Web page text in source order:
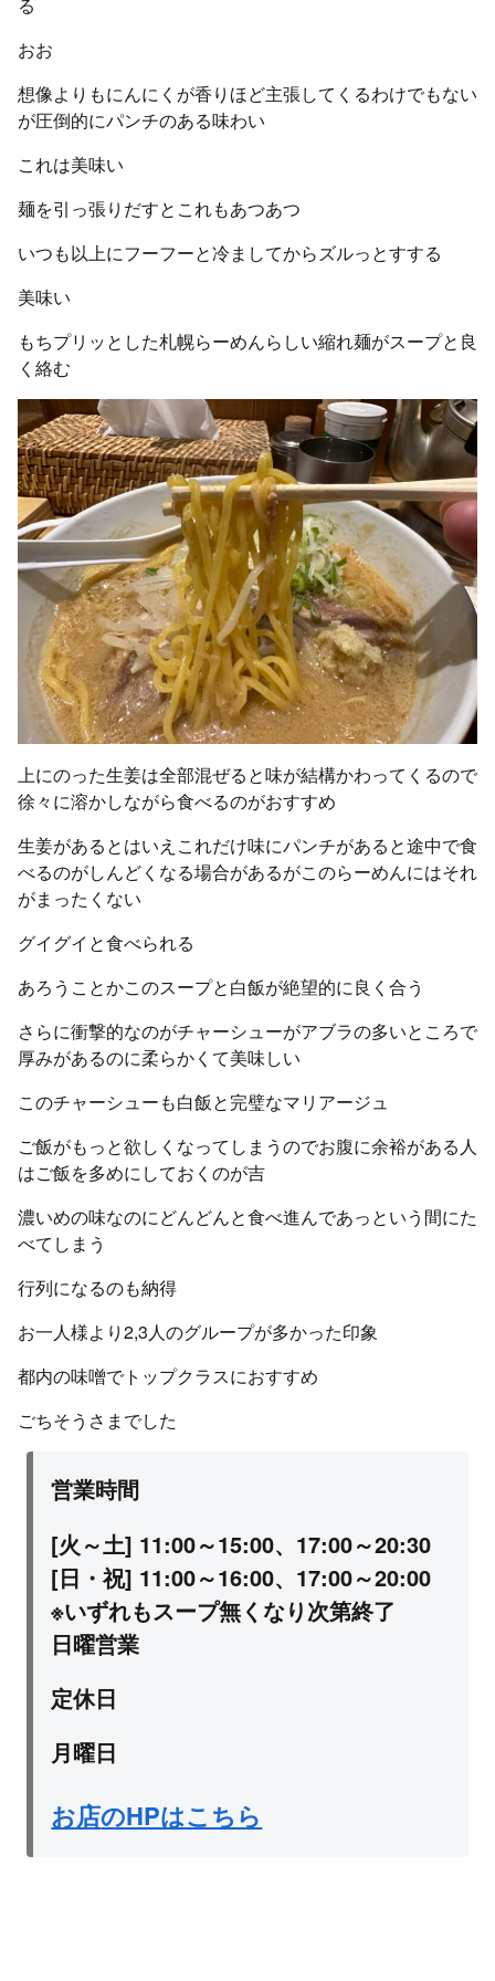
おお
想像よりもにんにくが香りほど主張してくるわけでもない
が圧倒的にパンチのある味わい
これは美味い
麺を引っ張りだすとこれもあつあつ
いつも以上にフーフーと冷ましてからズルっとすする
美味い
もちプリッとした札幌らーめんらしい縮れ麺がスープと良
く絡む
上にのった生姜は全部混ぜると味が結構かわってくるので
徐々に溶かしながら食べるのがおすすめ
生姜があるとはいえこれだけ味にパンチがあると途中で食
べるのがしんどくなる場合があるがこのらーめんにはそれ
がまったくない
グイグイと食べられる
あろうことかこのスープと白飯が絶望的に良く合う
さらに衝撃的なのがチャーシューがアブラの多いところで
厚みがあるのに柔らかくて美味しい
このチャーシューも白飯と完璧なマリアージュ
ご飯がもっと欲しくなってしまうのでお腹に余裕がある人
はご飯を多めにしておくのが吉
濃いめの味なのにどんどんと食べ進んであっという間にた
べてしまう
行列になるのも納得
お一人様より2,3人のグループが多かった印象
都内の味噌でトップクラスにおすすめ
ごちそうさまでした
営業時間
[火～土] 11:00～15:00、17:00～20:30
[日・祝] 11:00～16:00、17:00～20:00
※いずれもスープ無くなり次第終了
日曜営業
定休日
月曜日
お店のHPはこちら